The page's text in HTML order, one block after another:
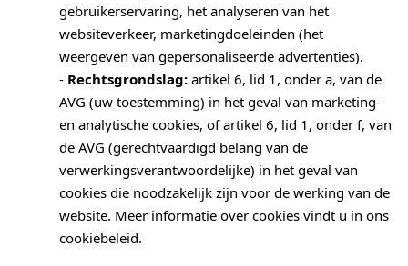
gebruikerservaring, het analyseren van het
websiteverkeer, marketingdoeleinden (het
weergeven van gepersonaliseerde advertenties).
- Rechtsgrondslag: artikel 6, lid 1, onder a, van de
AVG (uw toestemming) in het geval van marketing-
en analytische cookies, of artikel 6, lid 1, onder f, van
de AVG (gerechtvaardigd belang van de
verwerkingsverantwoordelijke) in het geval van
cookies die noodzakelijk zijn voor de werking van de
website. Meer informatie over cookies vindt u in ons
cookiebeleid.